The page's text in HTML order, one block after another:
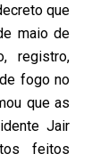
que
maio de
registro,
fogo no
que as
Jair
feitos